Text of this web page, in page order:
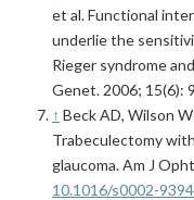
et al. Functional
underlie the
Rieger syndrome
Genet. 2006; 15(6):
↑ Beck AD, Wilson
Trabeculectomy
glaucoma. Am J
10.1016/s0002-